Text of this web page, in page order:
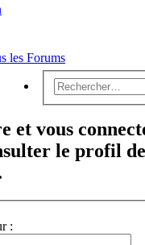
les Forums
et vous
le profil
: